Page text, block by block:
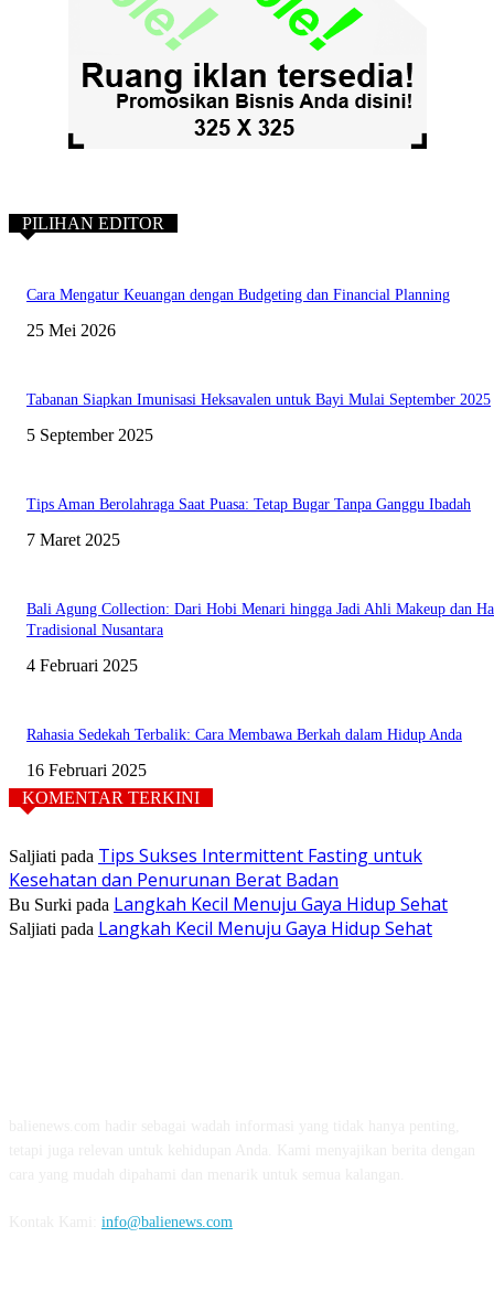
PILIHAN EDITOR
Cara Mengatur Keuangan dengan Budgeting dan Financial Planning
25 Mei 2026
Tabanan Siapkan Imunisasi Heksavalen untuk Bayi Mulai September 2025
5 September 2025
Tips Aman Berolahraga Saat Puasa: Tetap Bugar Tanpa Ganggu Ibadah
7 Maret 2025
Bali Agung Collection: Dari Hobi Menari hingga Jadi Ahli Makeup dan
Tradisional Nusantara
4 Februari 2025
Rahasia Sedekah Terbalik: Cara Membawa Berkah dalam Hidup Anda
16 Februari 2025
KOMENTAR TERKINI
Saljiati pada Tips Sukses Intermittent Fasting untuk
Kesehatan dan Penurunan Berat Badan
Bu Surki pada Langkah Kecil Menuju Gaya Hidup Sehat
Saljiati pada Langkah Kecil Menuju Gaya Hidup Sehat
info@balienews.com